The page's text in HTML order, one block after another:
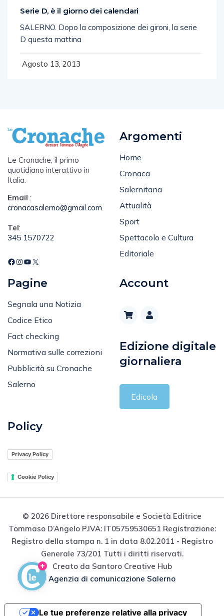
Serie D, è il giorno dei calendari
SALERNO. Dopo la composizione dei gironi, la serie
D questa mattina
Agosto 13, 2013
Le Cronache, il primo
quotidiano interattivo in
Italia.
Email :
cronacasalerno@gmail.com
Tel:
345 1570722
Argomenti
Home
Cronaca
Salernitana
Attualità
Sport
Spettacolo e Cultura
Editoriale
Pagine
Segnala una Notizia
Codice Etico
Fact checking
Normativa sulle correzioni
Pubblicità su Cronache
Salerno
Account
Edizione digitale
giornaliera
Edicola
Policy
Privacy Policy
Cookie Policy
© 2026 Direttore responsabile e Società Editrice
Tommaso D’Angelo P.IVA: IT05759530651 Registrazione:
Registro della stampa n. 1 in data 8.02.2011 - Registro
Generale 73/201 Tutti i diritti riservati.
Creato da Santoro Creative Hub
Agenzia di comunicazione Salerno
Le tue preferenze relative alla privacy